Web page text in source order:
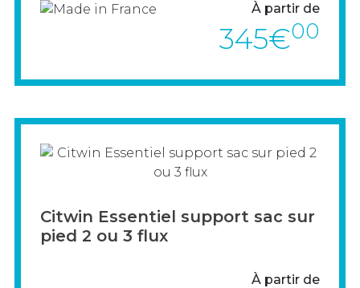
À partir de
345€00
Découvrez les nouveaux bac bio-déchets.
> VOIR LE PRODUIT
Citwin Essentiel support sac sur
pied 2 ou 3 flux
À partir de